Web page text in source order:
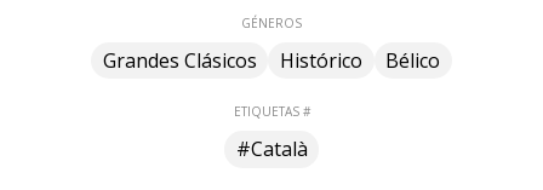
GÉNEROS
Grandes Clásicos Histórico Bélico
ETIQUETAS #
#Català